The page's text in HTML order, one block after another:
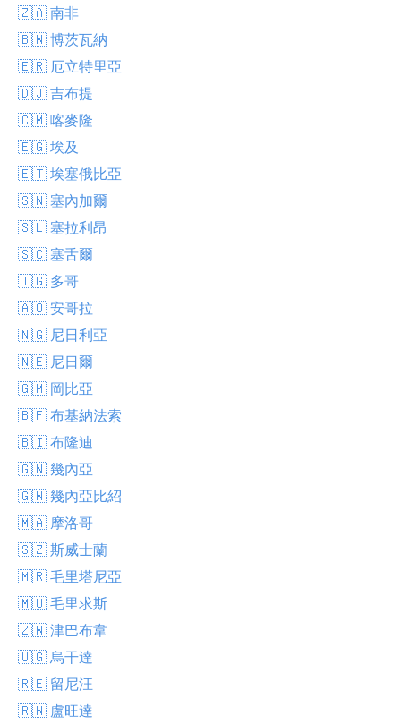
🇿🇦 南非
🇧🇼 博茨瓦納
🇪🇷 厄立特里亞
🇩🇯 吉布提
🇨🇲 喀麥隆
🇪🇬 埃及
🇪🇹 埃塞俄比亞
🇸🇳 塞內加爾
🇸🇱 塞拉利昂
🇸🇨 塞舌爾
🇹🇬 多哥
🇦🇴 安哥拉
🇳🇬 尼日利亞
🇳🇪 尼日爾
🇬🇲 岡比亞
🇧🇫 布基納法索
🇧🇮 布隆迪
🇬🇳 幾內亞
🇬🇼 幾內亞比紹
🇲🇦 摩洛哥
🇸🇿 斯威士蘭
🇲🇷 毛里塔尼亞
🇲🇺 毛里求斯
🇿🇼 津巴布韋
🇺🇬 烏干達
🇷🇪 留尼汪
🇷🇼 盧旺達